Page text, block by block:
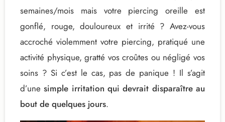
semaines/mois mais votre piercing oreille est
gonflé, rouge, douloureux et irrité ? Avez-vous
accroché violemment votre piercing, pratiqué une
activité physique, gratté vos croûtes ou négligé vos
soins ? Si c’est le cas, pas de panique ! Il s’agit
d’unesimple irritation qui devrait disparaître au
bout de quelques jours.